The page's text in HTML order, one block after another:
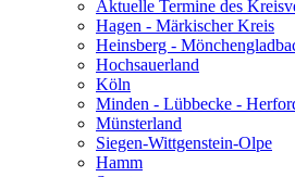
Aktuelle Termine des
Hagen - Märkischer Kreis
Heinsberg -
Hochsauerland
Köln
Minden - Lübbecke -
Münsterland
Siegen-Wittgenstein-Olpe
Hamm